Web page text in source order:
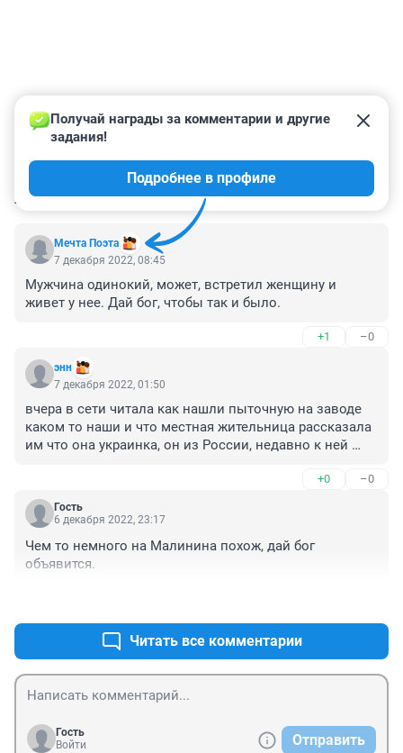
КОММЕНТАРИИ 6
Мечта Поэта
Получай награды за комментарии и другие
задания!
Подробнее в профиле
7 декабря 2022, 08:45
Мужчина одинокий, может, встретил женщину и
живет у нее. Дай бог, чтобы так и было.
+1 –0
энн
7 декабря 2022, 01:50
вчера в сети читала как нашли пыточную на заводе
каком то наши и что местная жительница рассказала
им что она украинка, он из России, недавно к ней
нашли на этом заводе, может это этот дядька? (
+0 –0
Гость
6 декабря 2022, 23:17
Чем то немного на Малинина похож, дай бог
объявится.
Читать все комментарии
Гость
Войти
Отправить